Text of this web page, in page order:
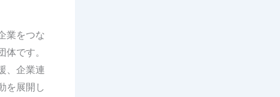
業をつな
です。
、企業連
を展開し